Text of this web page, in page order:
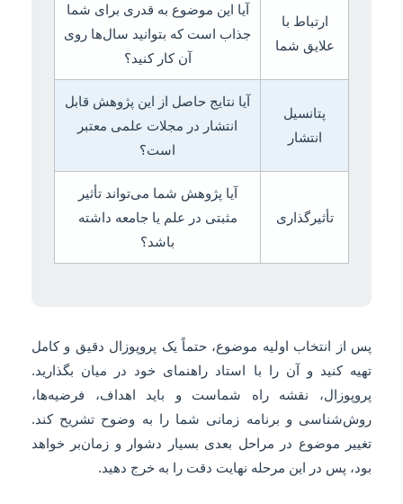
ارتباط با
علایق شما
آیا این موضوع به قدری برای شما
جذاب است که بتوانید سال‌ها روی
آن کار کنید؟
پتانسیل
انتشار
آیا نتایج حاصل از این پژوهش قابل
انتشار در مجلات علمی معتبر
است؟
تأثیرگذاری
آیا پژوهش شما می‌تواند تأثیر
مثبتی در علم یا جامعه داشته
باشد؟
پس از انتخاب اولیه موضوع، حتماً یک پروپوزال دقیق و کامل
تهیه کنید و آن را با استاد راهنمای خود در میان بگذارید.
پروپوزال، نقشه راه شماست و باید اهداف، فرضیه‌ها،
روش‌شناسی و برنامه زمانی شما را به وضوح تشریح کند.
تغییر موضوع در مراحل بعدی بسیار دشوار و زمان‌بر خواهد
بود، پس در این مرحله نهایت دقت را به خرج دهید.